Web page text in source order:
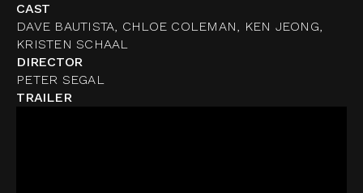
CAST
DAVE BAUTISTA, CHLOE COLEMAN, KEN JEONG,
KRISTEN SCHAAL
DIRECTOR
PETER SEGAL
TRAILER